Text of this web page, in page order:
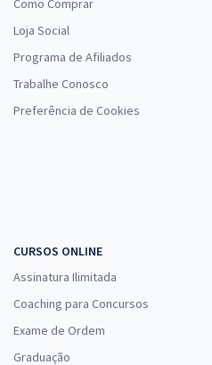
Como Comprar
Loja Social
Programa de Afiliados
Trabalhe Conosco
Preferência de Cookies
CURSOS ONLINE
Assinatura Ilimitada
Coaching para Concursos
Exame de Ordem
Graduação